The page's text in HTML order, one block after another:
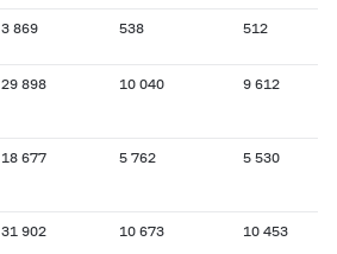
3 869 538 512
29 898 10 040 9 612
18 677 5 762 5 530
31 902 10 673 10 453